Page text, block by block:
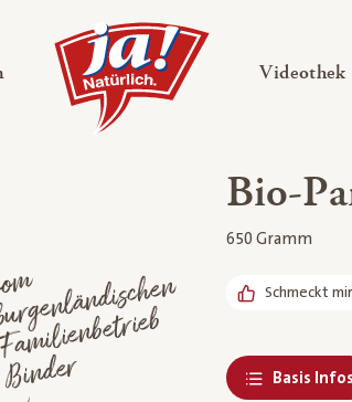
— Untermenü ausklappen Videothek
der
Bio-
650 Gramm
Schmeckt
Basis